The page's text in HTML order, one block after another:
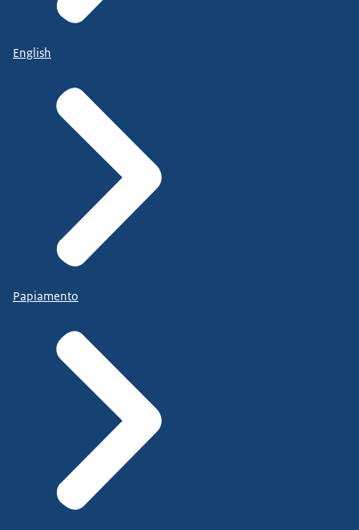
English
Papiamento